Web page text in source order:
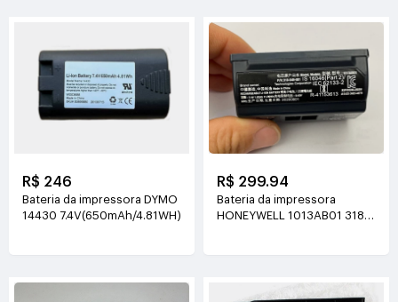
R$ 246
Bateria da impressora DYMO
14430 7.4V(650mAh/4.81WH)
R$ 299.94
Bateria da impressora
HONEYWELL 1013AB01 318-